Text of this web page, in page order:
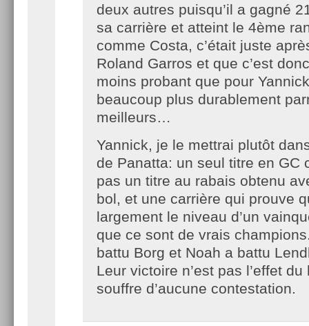
deux autres puisqu’il a gagné
sa carrière et atteint le 4ème
comme Costa, c’était juste
Roland Garros et que c’est
moins probant que pour
beaucoup plus durablement
meilleurs…
Yannick, je le mettrai plutôt
de Panatta: un seul titre en GC
pas un titre au rabais obtenu
bol, et une carrière qui prouve
largement le niveau d’un
que ce sont de vrais
battu Borg et Noah a battu
Leur victoire n’est pas l’effet
souffre d’aucune contestation.